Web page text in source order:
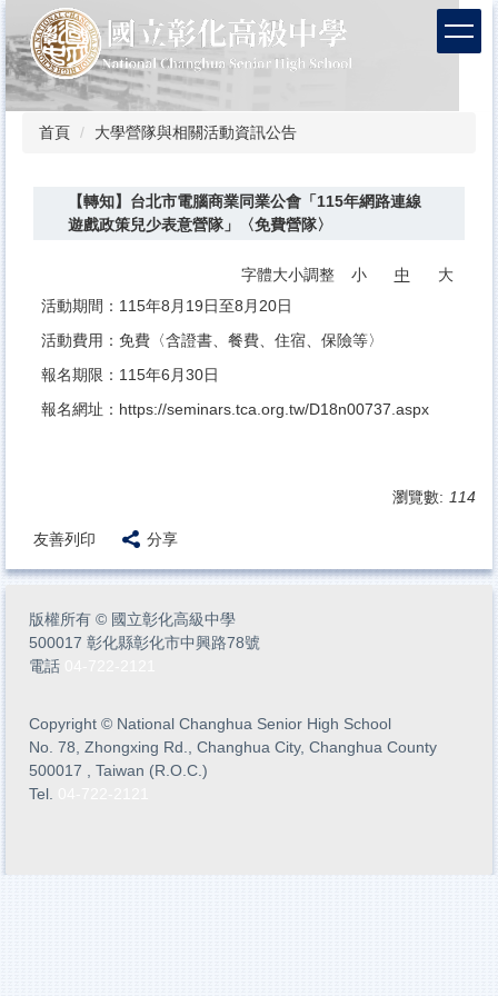
到
主
要
內
首頁 大學營隊與相關活動資訊公告
【轉知】台北市電腦商業同業公會「115年網路連線
遊戲政策兒少表意營隊」〈免費營隊〉
字體大小調整 小 中
大
活動期間：115年8月19日至8月20日
活動費用：免費〈含證書、餐費、住宿、保險等〉
報名期限：115年6月30日
報名網址： https://seminars.tca.org.tw/D18n00737.aspx
瀏覽數: 114
友善列印 分享
版權所有 © 國立彰化高級中學
500017 彰化縣彰化市中興路78號
電話
Copyright © National Changhua Senior High School
No. 78, Zhongxing Rd., Changhua City, Changhua County
500017 , Taiwan (R.O.C.)
Tel.